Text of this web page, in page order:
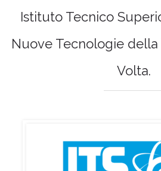
Istituto Tecnico
Nuove Tecnologie della
Volta.